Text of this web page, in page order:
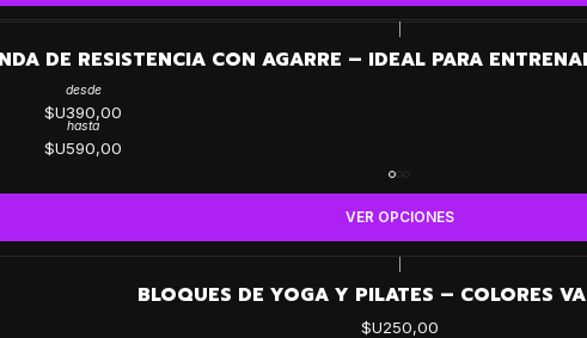
DE RESISTENCIA CON AGARRE – IDEAL PARA
desde
$U390,00
hasta
$U590,00
VER OPCIONES
BLOQUES DE YOGA Y PILATES – COLORES
$U250,00